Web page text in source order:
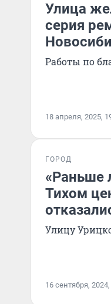
Улица
серия
Работы по
18 апреля, 2025,
ГОРОД
«Раньше
Тихом
Улицу
16 сентября,